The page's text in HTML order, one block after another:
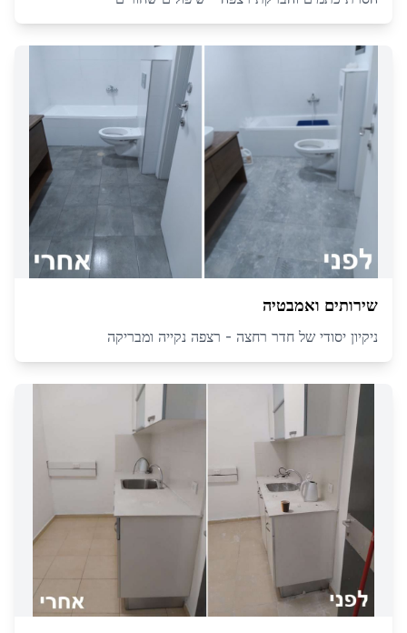
שירותים ואמבטיה
ניקיון יסודי של חדר רחצה - רצפה נקייה ומבריקה